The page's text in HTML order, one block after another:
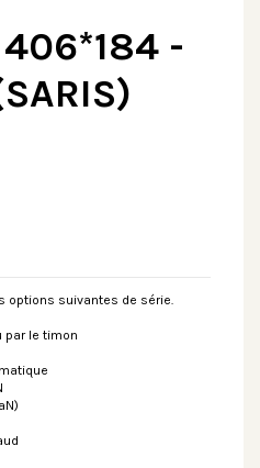
-
options suivantes de série.
par le timon